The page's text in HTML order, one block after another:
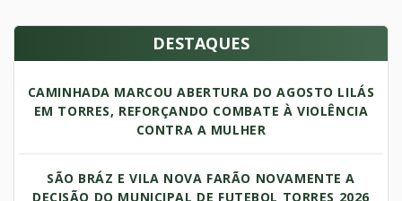
DESTAQUES
CAMINHADA MARCOU ABERTURA DO AGOSTO LILÁS
EM TORRES, REFORÇANDO COMBATE À VIOLÊNCIA
CONTRA A MULHER
SÃO BRÁZ E VILA NOVA FARÃO NOVAMENTE A
DECISÃO DO MUNICIPAL DE FUTEBOL TORRES 2026